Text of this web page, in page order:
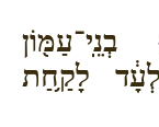
לָקַ֥חַת